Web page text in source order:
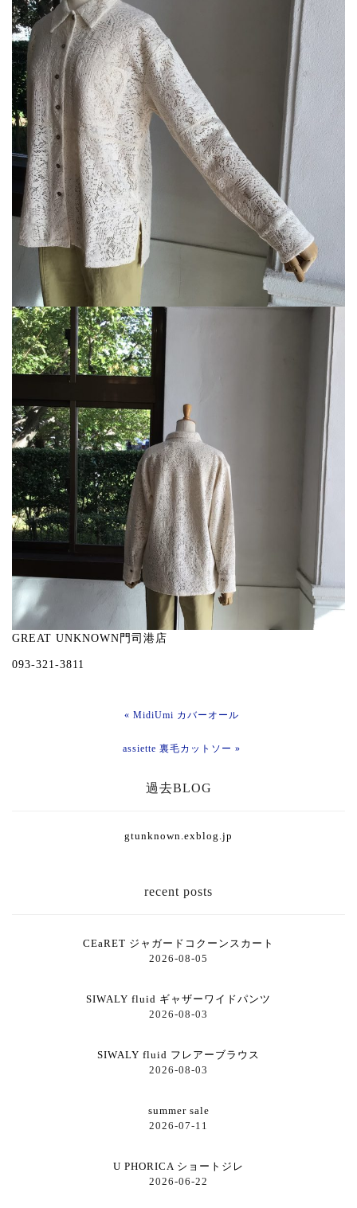
GREAT UNKNOWN門司港店
093-321-3811
« MidiUmi カバーオール
assiette 裏毛カットソー »
過去BLOG
gtunknown.exblog.jp
recent posts
CEaRET ジャガードコクーンスカート
2026-08-05
SIWALY fluid ギャザーワイドパンツ
2026-08-03
SIWALY fluid フレアーブラウス
2026-08-03
summer sale
2026-07-11
U PHORICA ショートジレ
2026-06-22